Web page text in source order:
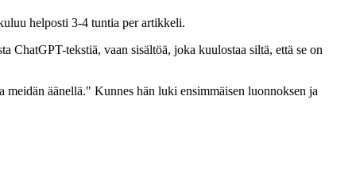
helposti 3-4 tuntia per artikkeli.
ChatGPT-tekstiä, vaan sisältöä, joka kuulostaa siltä, että se on
äänellä." Kunnes hän luki ensimmäisen luonnoksen ja